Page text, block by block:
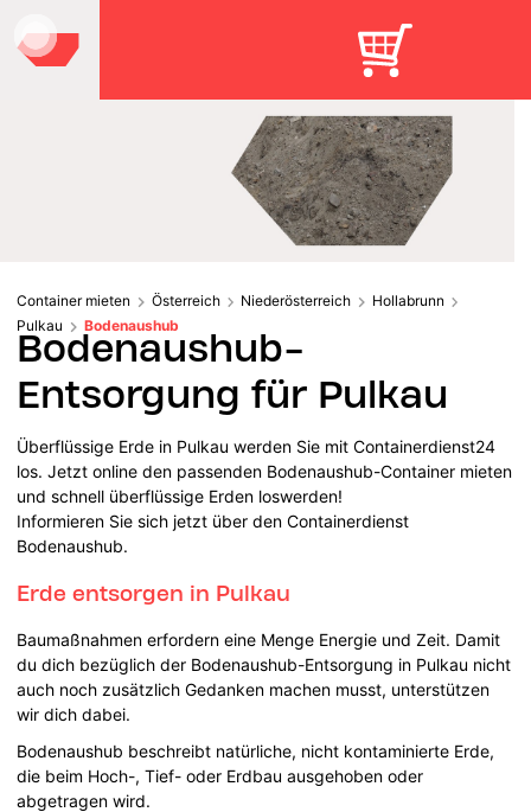
Container mieten Österreich Niederösterreich
Hollabrunn
Pulkau
Bodenaushub
Bodenaushub-
Entsorgung für Pulkau
Überflüssige Erde in Pulkau werden Sie mit Containerdienst24
los. Jetzt online den passenden Bodenaushub-Container mieten
und schnell überflüssige Erden loswerden!
Informieren Sie sich jetzt über den Containerdienst
Bodenaushub.
Erde entsorgen in Pulkau
Baumaßnahmen erfordern eine Menge Energie und Zeit. Damit
du dich bezüglich der Bodenaushub-Entsorgung in Pulkau nicht
auch noch zusätzlich Gedanken machen musst, unterstützen
wir dich dabei.
Bodenaushub beschreibt natürliche, nicht kontaminierte Erde,
die beim Hoch-, Tief- oder Erdbau ausgehoben oder
abgetragen wird.